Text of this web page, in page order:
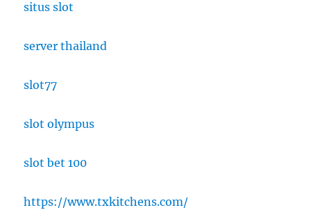
situs slot
server thailand
slot77
slot olympus
slot bet 100
https://www.txkitchens.com/